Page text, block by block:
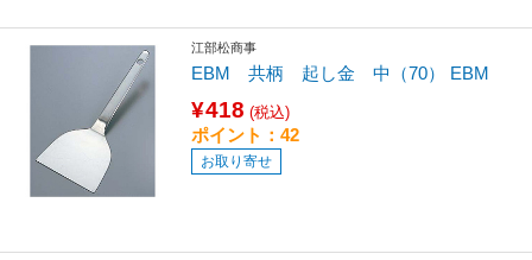
江部松商事
EBM 共柄 起し金 中（70） EBM
¥418 (税込)
ポイント：42
お取り寄せ